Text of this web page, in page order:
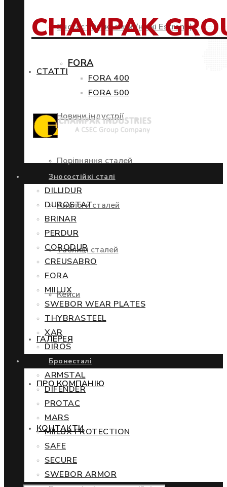
Зносостійкі кромки (ножі Estrong)
СТАТТІ
Новини індустрії
Порівняння сталей
Аналоги сталей
Таблиці сталей
Кейси
ГАЛЕРЕЯ
ПРО КОМПАНІЮ
КОНТАКТИ
CHAMPAK
FORA
FORA 400
FORA 500
Зносостійкі сталі
DILLIDUR
DUROSTAT
BRINAR
PERDUR
CORODUR
CREUSABRO
FORA
MIILUX
SWEBOR WEAR PLATES
THYBRASTEEL
XAR
DIROS
Бронесталі
ARMSTAL
DIFENDER
PROTAC
MARS
MIILUX PROTECTION
SAFE
SECURE
SWEBOR ARMOR